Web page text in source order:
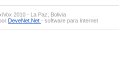
2010 - La Paz, Bolivia
DeveNet.Net - software para Internet